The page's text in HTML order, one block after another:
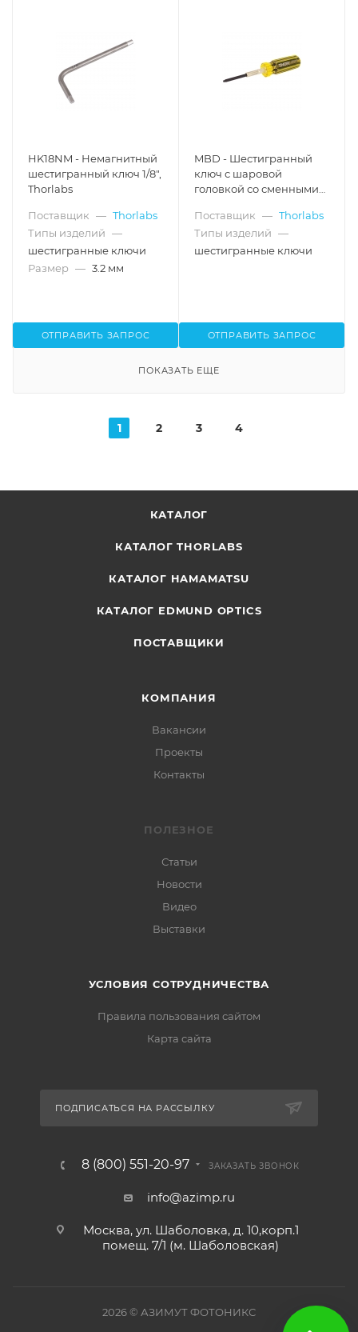
HK18NM - Немагнитный
шестигранный ключ 1/8",
Thorlabs
Поставщик — Thorlabs
Типы изделий —
шестигранные ключи
Размер — 3.2 мм
ОТПРАВИТЬ ЗАПРОС
MBD - Шестигранный
ключ с шаровой
головкой со сменными
резьба, Thorlabs
Поставщик — Thorlabs
Типы изделий —
шестигранные ключи
ОТПРАВИТЬ ЗАПРОС
ПОКАЗАТЬ ЕЩЕ
1 2 3 4
КАТАЛОГ
КАТАЛОГ THORLABS
КАТАЛОГ HAMAMATSU
КАТАЛОГ EDMUND OPTICS
ПОСТАВЩИКИ
КОМПАНИЯ
Вакансии
Проекты
Контакты
ПОЛЕЗНОЕ
Статьи
Новости
Видео
Выставки
УСЛОВИЯ СОТРУДНИЧЕСТВА
Правила пользования сайтом
Карта сайта
ПОДПИСАТЬСЯ НА РАССЫЛКУ
8 (800) 551-20-97 ЗАКАЗАТЬ ЗВОНОК
info@azimp.ru
Москва, ул. Шаболовка, д. 10,корп.1
помещ. 7/1 (м. Шаболовская)
2026© АЗИМУТ ФОТОНИКС